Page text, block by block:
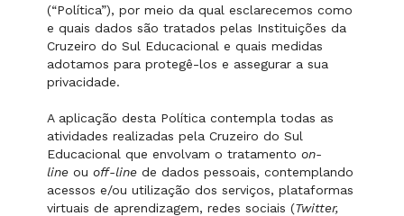
(“Política”), por meio da qual esclarecemos como
e quais dados são tratados pelas Instituições da
Cruzeiro do Sul Educacional e quais medidas
adotamos para protegê-los e assegurar a sua
privacidade.
A aplicação desta Política contempla todas as
atividades realizadas pela Cruzeiro do Sul
Educacional que envolvam o tratamentoon-
line ouoff-line de dados pessoais, contemplando
acessos e/ou utilização dos serviços, plataformas
virtuais de aprendizagem, redes sociais (Twitter,